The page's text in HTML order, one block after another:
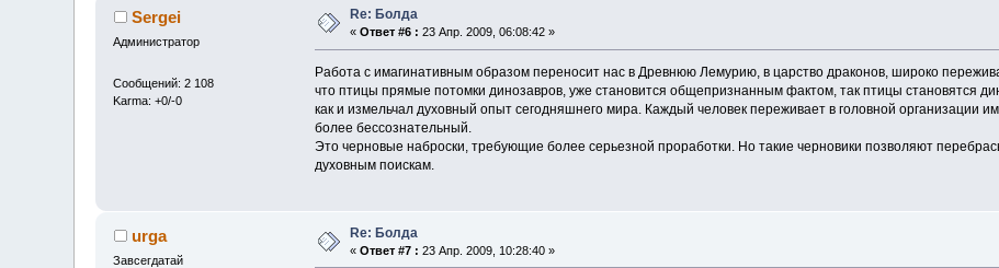
Sergei
Администратор
Сообщений: 2 108
Karma: +0/-0
Re: Болда
«Ответ #6 : 23 Апр. 2009, 06:08:42 »
Работа с имагинативным образом переносит нас в Древнюю Лемурию, в царство драконов, широко
что птицы прямые потомки динозавров, уже становится общепризнанным фактом, так птицы становятся
как и измельчал духовный опыт сегодняшнего мира. Каждый человек переживает в головной организации
более бессознательный.
Это черновые наброски, требующие более серьезной проработки. Но такие черновики позволяют
духовным поискам.
urga
Завсегдатай
Re: Болда
«Ответ #7 : 23 Апр. 2009, 10:28:40 »